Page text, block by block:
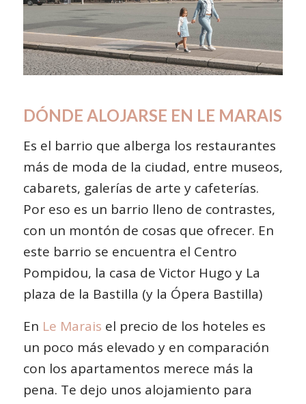
DÓNDE ALOJARSE EN LE MARAIS
Es el barrio que alberga los restaurantes
más de moda de la ciudad, entre museos,
cabarets, galerías de arte y cafeterías.
Por eso es un barrio lleno de contrastes,
con un montón de cosas que ofrecer. En
este barrio se encuentra el Centro
Pompidou, la casa de Victor Hugo y La
plaza de la Bastilla (y la Ópera Bastilla)
En Le Marais el precio de los hoteles es
un poco más elevado y en comparación
con los apartamentos merece más la
pena. Te dejo unos alojamiento para